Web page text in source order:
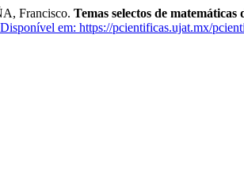
Francisco. Temas selectos de matemáticas
Disponível em: https://pcientificas.ujat.mx/